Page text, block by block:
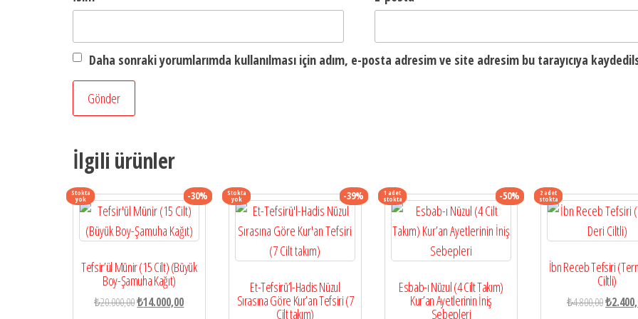
Daha sonraki yorumlarımda kullanılması için adım, e-posta adresim ve site adresim bu tarayıcıya
İlgili ürünler
Stokta
yok -30%
Tefsir’ül Münir (15 Cilt) (Büyük
Boy-Şamuha Kağıt)
₺20.000,00Orijinal
₺14.000,00Şu
Stokta
yok -39%
Et-Tefsirü’l-Hadis Nüzul
Sırasına Göre Kur’an Tefsiri (7
Cilt takım)
1 adet
stokta -50%
Esbab-ı Nüzul (4 Cilt Takım)
Kur’an Ayetlerinin İniş
Sebepleri
2 adet
stokta
İbn Receb Tefsiri
Ciltli)
₺4.800,00Orijinal
₺